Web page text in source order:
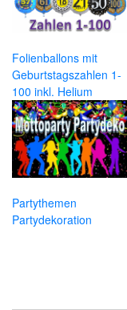
Folienballons mit
Geburtstagszahlen 1-
100 inkl. Helium
Partythemen
Partydekoration